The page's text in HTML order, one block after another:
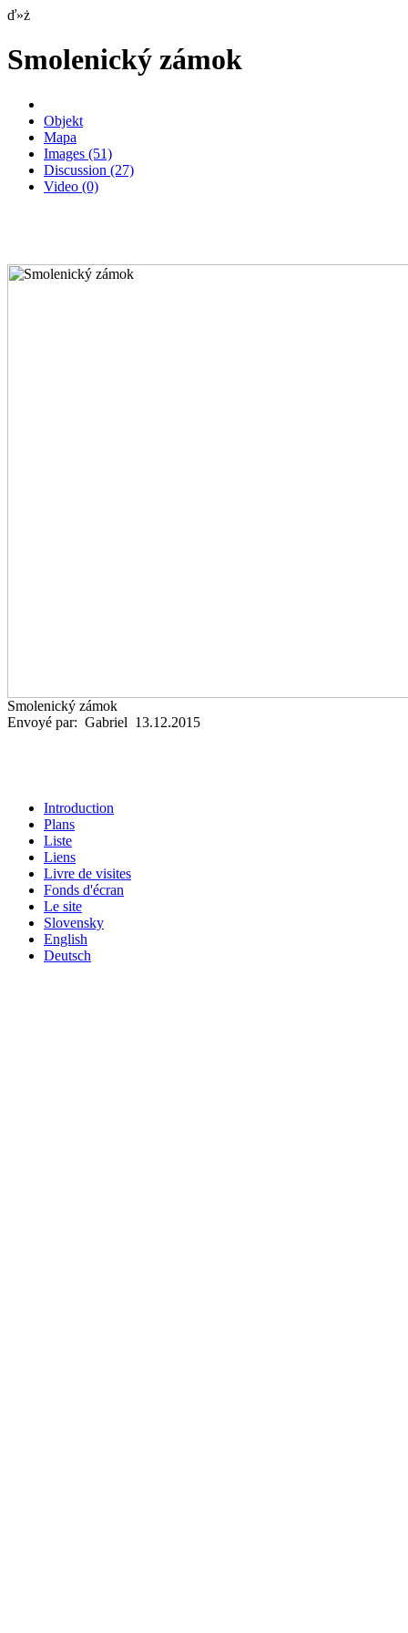
ď»ż
Smolenický zámok
Objekt
Mapa
Images (51)
Discussion (27)
Video (0)
Smolenický zámok
Envoyé par: Gabriel 13.12.2015
Introduction
Plans
Liste
Liens
Livre de visites
Fonds d'écran
Le site
Slovensky
English
Deutsch